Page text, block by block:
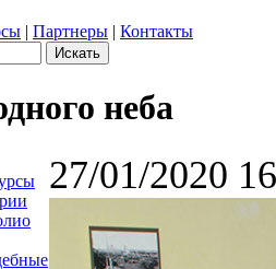
| Партнеры | Контакты
неба
27/01/2020